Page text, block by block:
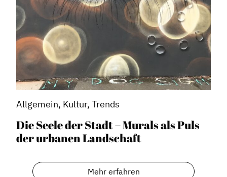
Allgemein, Kultur, Trends
Die Seele der Stadt – Murals als Puls
der urbanen Landschaft
Mehr erfahren